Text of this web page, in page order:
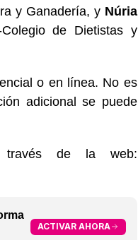
y Ganadería, y Núria
de Dietistas y
o en línea. No es
adicional se puede
través de la web:
ACTIVAR AHORA